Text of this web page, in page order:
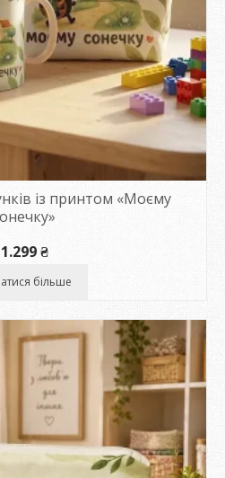
із принтом «Моєму
1.299₴
більше